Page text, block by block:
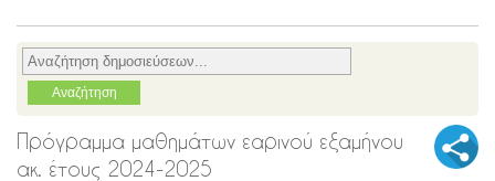
Πρόγραμμα μαθημάτων εαρινού εξαμήνου
ακ. έτους 2024-2025